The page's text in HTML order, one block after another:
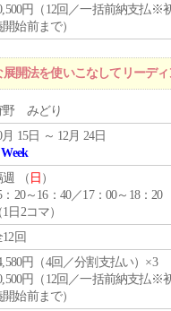
円（12回／一括前納支払※
始前まで）
法を使いこなしてリーディ
野 みどり
月 15日 ～ 12月 24日
週 （ 日 ）
：20～16：40／17：00～18：20
1日2コマ）
回
円（4回／分割支払い）×3
円（12回／一括前納支払※
始前まで）